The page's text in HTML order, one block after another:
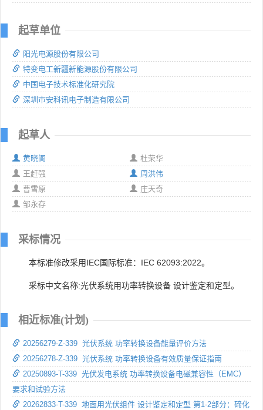
起草单位
阳光电源股份有限公司
特变电工新疆新能源股份有限公司
中国电子技术标准化研究院
深圳市安科讯电子制造有限公司
起草人
黄晓阁
杜荣华
王赶强
周洪伟
曹雪原
庄天奇
邹永存
采标情况
本标准修改采用IEC国际标准：IEC 62093:2022。
采标中文名称:光伏系统用功率转换设备 设计鉴定和定型。
相近标准(计划)
20256279-Z-339 光伏系统 功率转换设备能量评价方法
20256278-Z-339 光伏系统 功率转换设备有效质量保证指南
20250893-T-339 光伏发电系统 功率转换设备电磁兼容性（EMC）
要求和试验方法
20262833-T-339 地面用光伏组件 设计鉴定和定型 第1-2部分：碲化